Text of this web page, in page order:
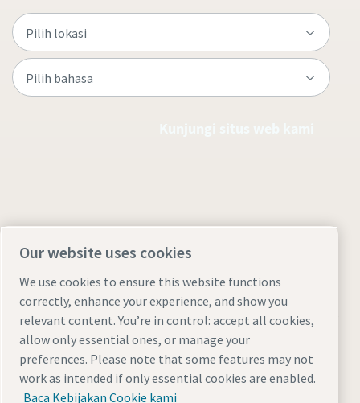
Pemberitahuan Legal & Privasi Manage cookies
Aksesibilitas
Peta situs
© 2026 Atlas Copco AB
Our website uses cookies
We use cookies to ensure this website functions
correctly, enhance your experience, and show you
relevant content. You’re in control: accept all cookies,
allow only essential ones, or manage your
preferences. Please note that some features may not
work as intended if only essential cookies are enabled.
Baca Kebijakan Cookie kami